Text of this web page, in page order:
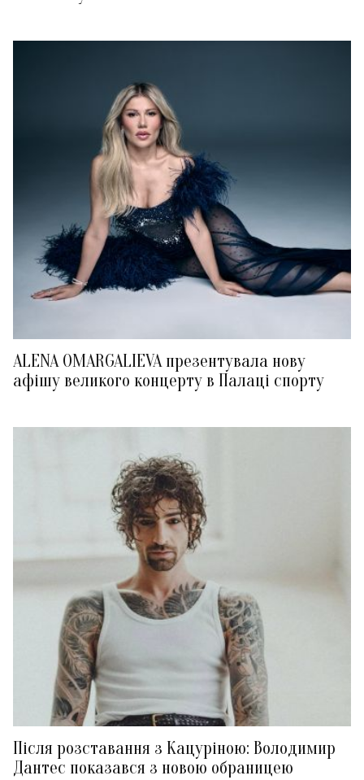
ALENA OMARGALIEVA презентувала нову
афішу великого концерту в Палаці спорту
Після розставання з Кацуріною: Володимир
Дантес показався з новою обраницею